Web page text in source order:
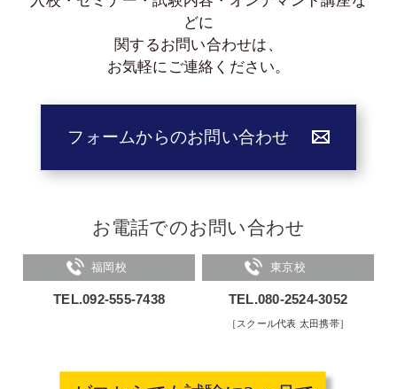
どに
関するお問い合わせは、
お気軽にご連絡ください。
フォームからのお問い合わせ
お電話でのお問い合わせ
福岡校
TEL.092-555-7438
東京校
TEL.080-2524-3052
［スクール代表 太田携帯］